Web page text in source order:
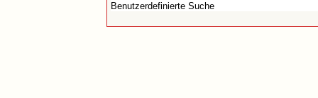
Benutzerdefinierte Suche